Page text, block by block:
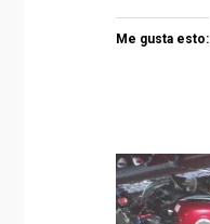
Me gusta esto: